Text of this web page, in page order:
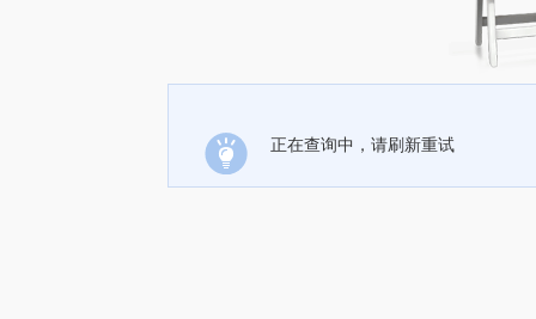
正在查询中，请刷新重试